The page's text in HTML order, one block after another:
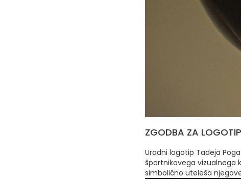
ZGODBA ZA
Uradni logotip Tadeja
športnikovega vizualnega
simbolično uteleša